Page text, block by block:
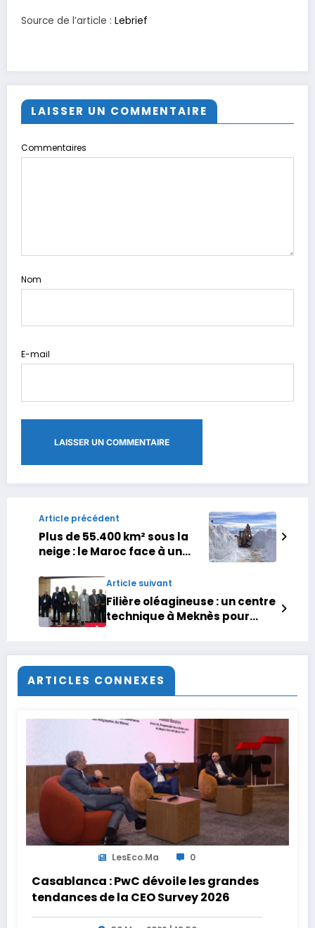
Source de l’article : Lebrief
LAISSER UN COMMENTAIRE
Commentaires
Nom
E-mail
Article précédent
Plus de 55.400 km² sous la
neige : le Maroc face à un
précédent Article suivant
Filière oléagineuse : un centre
technique à Meknès pour
ARTICLES CONNEXES
LesEco.ma 0
Casablanca : PwC dévoile les grandes
tendances de la CEO Survey 2026